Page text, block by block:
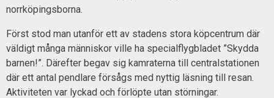
norrköpingsborna.
Först stod man utanför ett av stadens stora köpcentrum där
väldigt många människor ville ha specialflygbladet ”Skydda
barnen!”. Därefter begav sig kamraterna till centralstationen
där ett antal pendlare försågs med nyttig läsning till resan.
Aktiviteten var lyckad och förlöpte utan störningar.